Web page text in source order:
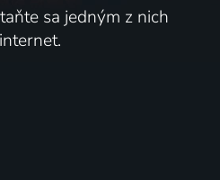
sa jedným z nich